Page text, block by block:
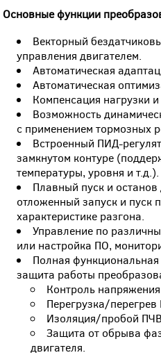
Основные функции
Векторный
управления двигателем.
Автоматическая
Автоматическая
Компенсация нагрузки
Возможность
с применением тормозных
Встроенный ПИД-
замкнутом контуре
температуры, уровня и т.д.).
Плавный пуск и останов
отложенный запуск и пуск
характеристике разгона.
Управление по
или настройка ПО,
Полная
защита работы
Контроль
Перегрузка/
Изоляция/пробой
Защита от обрыва
двигателя.